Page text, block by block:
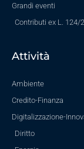
Grandi eventi
Contributi ex L. 124/
Attività
Ambiente
Credito-Finanza
Digitalizzazione-
Diritto